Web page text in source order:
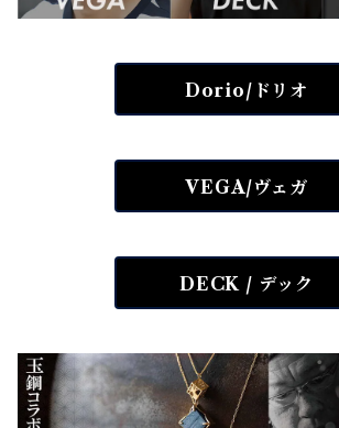
Dorio/ドリオ
VEGA/ヴェガ
DECK / デック